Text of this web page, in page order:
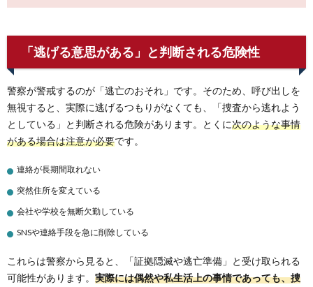
「逃げる意思がある」と判断される危険性
警察が警戒するのが「逃亡のおそれ」です。そのため、呼び出しを
無視すると、実際に逃げるつもりがなくても、「捜査から逃れよう
としている」と判断される危険があります。とくに次のような事情
がある場合は注意が必要です。
連絡が長期間取れない
突然住所を変えている
会社や学校を無断欠勤している
SNSや連絡手段を急に削除している
これらは警察から見ると、「証拠隠滅や逃亡準備」と受け取られる
可能性があります。 実際には偶然や私生活上の事情であっても、捜